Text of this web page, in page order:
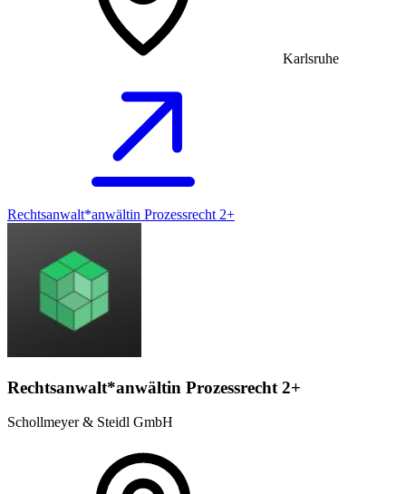
Karlsruhe
Rechtsanwalt*anwältin Prozessrecht 2+
Rechtsanwalt*anwältin Prozessrecht 2+
Schollmeyer & Steidl GmbH